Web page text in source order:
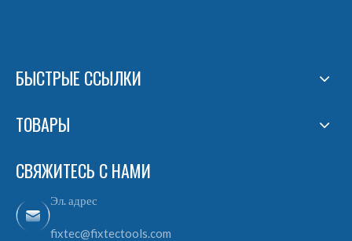
БЫСТРЫЕ ССЫЛКИ
ТОВАРЫ
СВЯЖИТЕСЬ С НАМИ
Эл. адрес
fixtec@fixtectools.com